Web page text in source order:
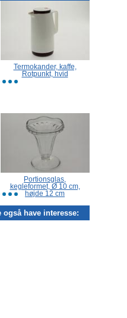
også have interesse:
Termokander, kaffe,
Rotpunkt, hvid
Portionsglas,
kegleformet, Ø 10 cm,
højde 12 cm